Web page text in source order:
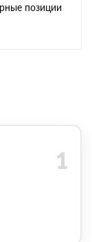
позиции